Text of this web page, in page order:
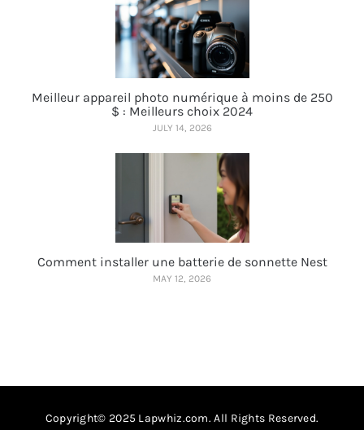
Meilleur appareil photo numérique à moins de 250
$ : Meilleurs choix 2024
JULY 14, 2026
Comment installer une batterie de sonnette Nest
MAY 12, 2026
Copyright© 2025 Lapwhiz.com. All Rights Reserved.